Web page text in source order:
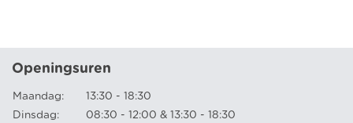
Openingsuren
Maandag:
13:30 - 18:30
Dinsdag:
08:30 - 12:00 & 13:30 - 18:30